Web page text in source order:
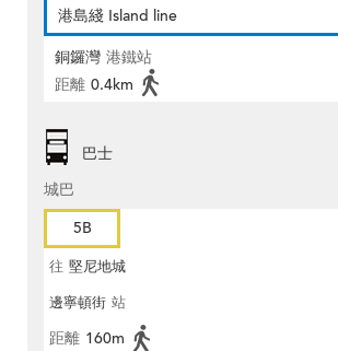
港島綫 Island line
銅鑼灣 港鐵站
距離 0.4km
巴士
城巴
5B
往 堅尼地城
邊寧頓街 站
距離 160m